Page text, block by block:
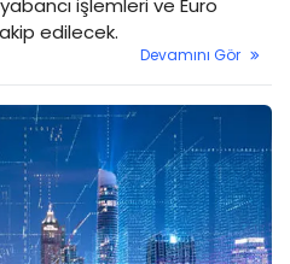
edilecek.
Devamını Gör